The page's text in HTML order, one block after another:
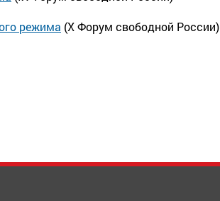
режима (X Форум свободной России)